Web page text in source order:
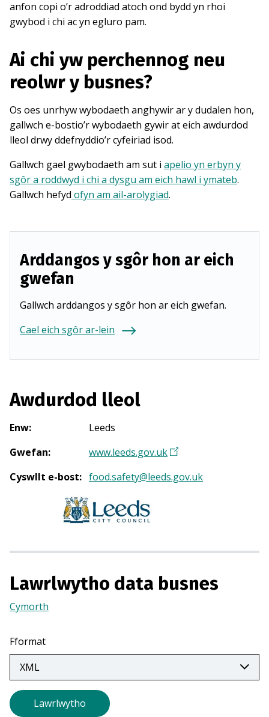
anfon copi o’r adroddiad atoch ond bydd yn rhoi
gwybod i chi ac yn egluro pam.
Ai chi yw perchennog neu
reolwr y busnes?
Os oes unrhyw wybodaeth anghywir ar y dudalen hon,
gallwch e-bostio’r wybodaeth gywir at eich awdurdod
lleol drwy ddefnyddio’r cyfeiriad isod.
Gallwch gael gwybodaeth am sut i apelio yn erbyn y
sgôr a roddwyd i chi a dysgu am eich hawl i ymateb.
Gallwch hefyd ofyn am ail-arolygiad.
Arddangos y sgôr hon ar eich
gwefan
Gallwch arddangos y sgôr hon ar eich gwefan.
Cael eich sgôr ar-lein
Awdurdod lleol
Enw:
Leeds
Gwefan: www.leeds.gov.uk(
n
m
w
e
Cyswllt e-bost: food.safety@leeds.gov.uk
Lawrlwytho data busnes
Cymorth
tab
Fformat
Lawrlwytho